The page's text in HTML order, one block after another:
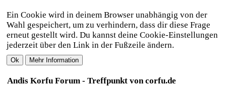
Ein Cookie wird in deinem Browser unabhängig von der
Wahl gespeichert, um zu verhindern, dass dir diese Frage
erneut gestellt wird. Du kannst deine Cookie-Einstellungen
jederzeit über den Link in der Fußzeile ändern.
Andis Korfu Forum - Treffpunkt von corfu.de